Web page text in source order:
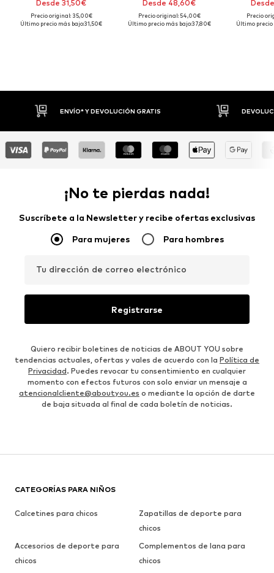
Desde 31,50€
Precio original: 35,00€
Último precio más bajo:31,50€
Desde 48,60€
Precio original: 54,00€
Último precio más bajo:37,80€
Precio
Último precio
Y DEVOLUCIÓN GRATIS DEVOLUCIONES HASTA 30 DÍAS
¡No te pierdas nada!
Suscríbete a la Newsletter y recibe ofertas exclusivas
Para mujeres Para hombres
Tu dirección de correo electrónico
Registrarse
Quiero recibir boletines de noticias de ABOUT YOU sobre
tendencias actuales, ofertas y vales de acuerdo con la Política de
Privacidad. Puedes revocar tu consentimiento en cualquier
momento con efectos futuros con solo enviar un mensaje a
atencionalcliente@aboutyou.es o mediante la opción de darte
de baja situada al final de cada boletín de noticias.
CATEGORÍAS PARA NIÑOS
Calcetines para chicos
Zapatillas de deporte para
chicos
Accesorios de deporte para
chicos
Complementos de lana para
chicos